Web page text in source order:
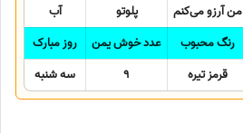
من آرزو می‌کنم پلوتو
آب
رنگ محبوب عدد خوش یمن
روز مبارک
قرمز تیره 9 سه شنبه